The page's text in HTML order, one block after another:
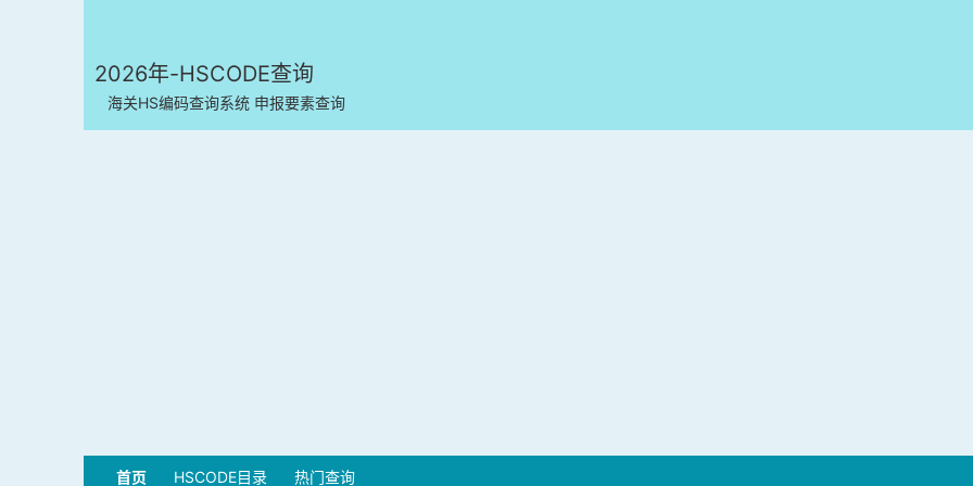
2026年-HSCODE查询
海关HS编码查询系统 申报要素查询
首页 HSCODE目录 热门查询